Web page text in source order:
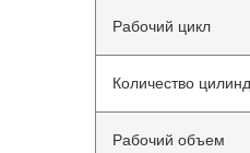
Рабочий цикл
Количество
Рабочий объем